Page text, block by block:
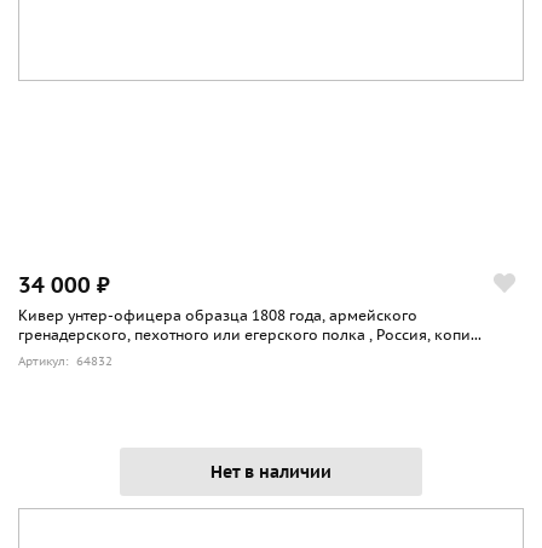
34 000 ₽
Кивер унтер-офицера образца 1808 года, армейского
гренадерского, пехотного или егерского полка , Россия, копи...
Артикул: 64832
Нет в наличии